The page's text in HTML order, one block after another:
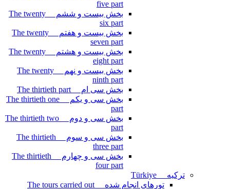
five part
بخش بیست و ششم The twenty
six part
بخش بیست و هفتم The twenty
seven part
بخش بیست و هشتم The twenty
eight part
بخش بیست و نهم The twenty
ninth part
بخش سی ام The thirtieth part
بخش سی و یکم The thirtieth one
part
بخش سی و دوم The thirtieth two
part
بخش سی و سوم The thirtieth
three part
بخش سی و چهارم The thirtieth
four part
ترکیه Türkiye
تورهای انجام شده The tours carried out